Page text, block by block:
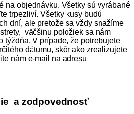
na objednávku. Všetky sú vyrábané
trpezliví. Všetky kusy budú
dní, ale pretože sa vždy snažíme
väčšinu položiek sa nám
týždňa. V prípade, že potrebujete
dátumu, skôr ako zrealizujete
nám e-mail na adresu
a zodpovednosť